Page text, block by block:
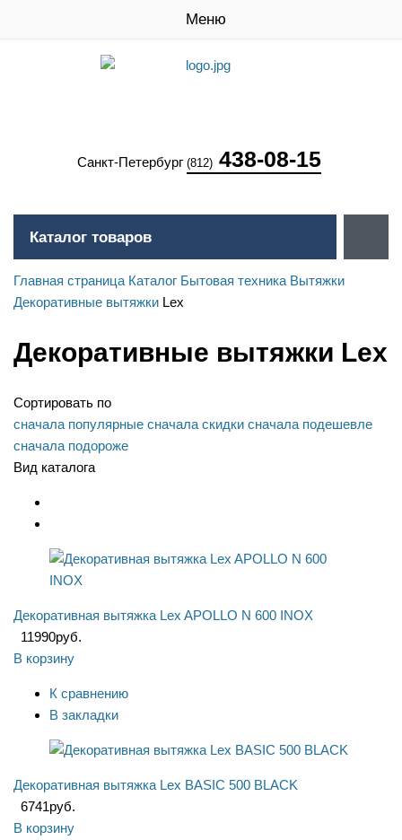
Меню
Санкт-Петербург (812) 438-08-15
Каталог товаров
Главная страница Каталог Бытовая техника Вытяжки
Декоративные вытяжки Lex
Декоративные вытяжки Lex
Сортировать по
сначала популярные сначала скидки сначала подешевле
сначала подороже
Вид каталога
Декоративная вытяжка Lex APOLLO N 600 INOX
11990руб.
В корзину
К сравнению
В закладки
Декоративная вытяжка Lex BASIC 500 BLACK
6741руб.
В корзину